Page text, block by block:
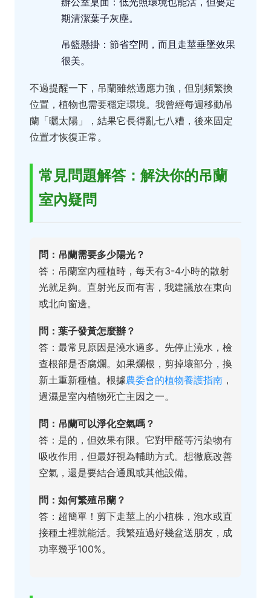
期清潔葉子灰塵。
吊籃懸掛：節省空間，而且走莖垂墜效果
很美。
不過提醒一下，吊蘭雖然適應力強，但別頻繁換
位置，植物也需要穩定環境。我曾經每週移動吊
蘭「曬太陽」，結果它長得亂七八糟，後來固定
位置才恢復正常。
常見問題解答：解決你的吊蘭
室內疑問
問：吊蘭需要多少陽光？
答：吊蘭室內種植時，每天有3-4小時的散射
光就足夠。直射光反而有害，我建議放在東向
或北向窗邊。
問：葉子發黃怎麼辦？
答：最常見原因是澆水過多。先停止澆水，檢
查根部是否腐爛。如果爛根，剪掉壞部分，換
新土重新種植。根據農委會的植物養護指南 ，
過濕是室內植物死亡主因之一。
問：吊蘭可以淨化空氣嗎？
答：是的，但效果有限。它對甲醛等污染物有
吸收作用，但最好視為輔助方式。想徹底改善
空氣，還是要結合通風或其他設備。
問：如何繁殖吊蘭？
答：超簡單！剪下走莖上的小植株，泡水或直
接種土裡就能活。我繁殖過好幾盆送朋友，成
功率幾乎100%。